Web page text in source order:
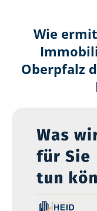
Wie
Oberpfalz